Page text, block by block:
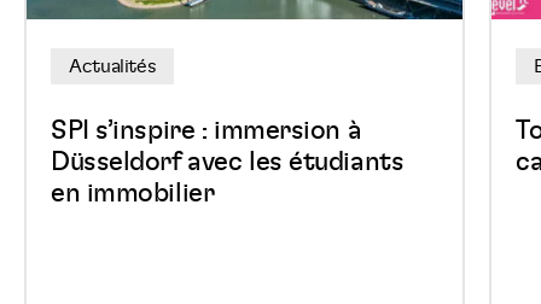
Actualités
SPI s’inspire : immersion à
Düsseldorf avec les étudiants
en immobilier
immobilier
Park